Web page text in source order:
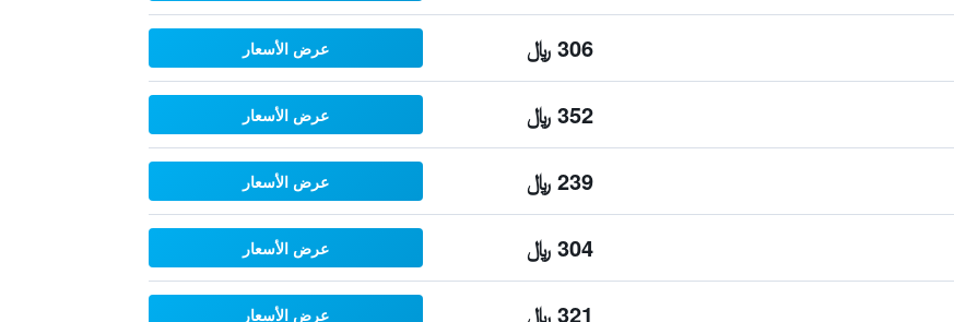
306 ﷼ عرض الأسعار
352 ﷼ عرض الأسعار
239 ﷼ عرض الأسعار
304 ﷼ عرض الأسعار
321 ﷼ عرض الأسعار